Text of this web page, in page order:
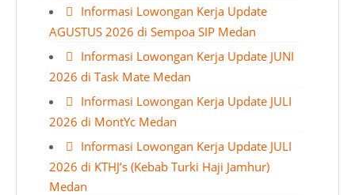
Informasi Lowongan Kerja Update
AGUSTUS 2026 di Sempoa SIP Medan
Informasi Lowongan Kerja Update JUNI
2026 di Task Mate Medan
Informasi Lowongan Kerja Update JULI
2026 di MontYc Medan
Informasi Lowongan Kerja Update JULI
2026 di KTHJ’s (Kebab Turki Haji Jamhur)
Medan